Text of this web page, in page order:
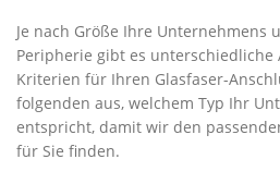
Je nach Größe Ihre Unternehmens
Peripherie gibt es
Kriterien für Ihren Glasfaser-
folgenden aus, welchem Typ Ihr
entspricht, damit wir den
für Sie finden.